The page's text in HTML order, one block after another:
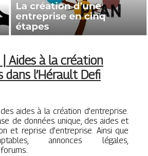
Aides à la création
dans l’Hérault Defi
aides à la création d’entreprise.
de données unique, des aides et
et reprise d’entreprise. Ainsi que
annonces légales,